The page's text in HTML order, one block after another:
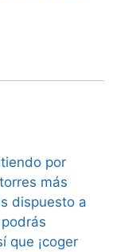
por
más
dispuesto a
que ¡coger